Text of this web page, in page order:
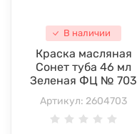
В наличии
Краска масляная
Сонет туба 46 мл
Зеленая ФЦ № 703
Артикул: 2604703